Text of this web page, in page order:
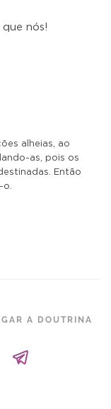
nós!
alheias, ao
as, pois os
Então
o.
A DOUTRINA